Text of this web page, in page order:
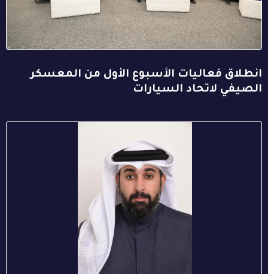
انطلاق فعاليات الأسبوع الأول من المعسكر
الصيفي لاتحاد السيارات